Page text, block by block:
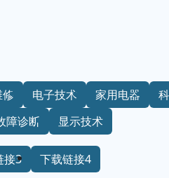
电子技术 家用电器
障诊断 显示技术
接3 下载链接4